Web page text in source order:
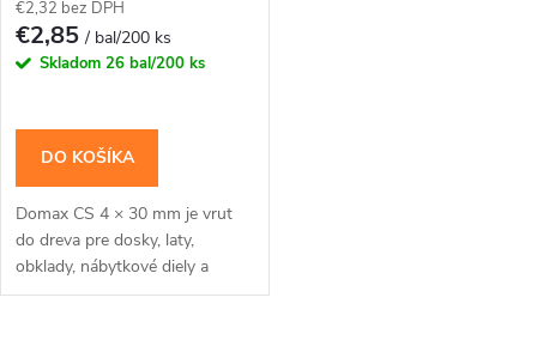
p
r
o
d
u
k
r
u
k
€2,32 bez DPH
€2,85/ bal/200 ks
Skladom 26 bal/200 ks
DO KOŠÍKA
Domax CS 4 × 30 mm je vrut
do dreva pre dosky, laty,
obklady, nábytkové diely a
menšie montáže, kde má hlava